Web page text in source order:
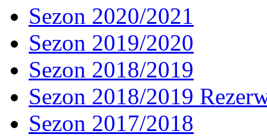
Sezon 2020/2021
Sezon 2019/2020
Sezon 2018/2019
Sezon 2018/2019
Sezon 2017/2018